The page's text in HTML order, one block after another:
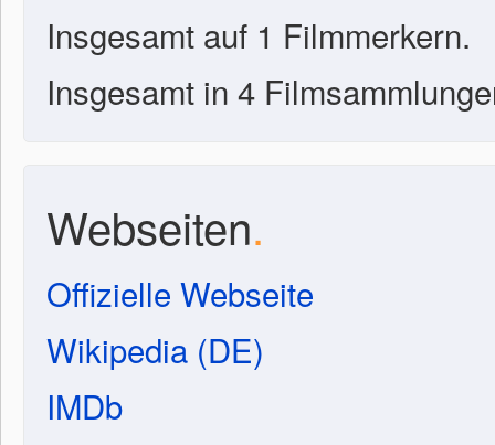
Insgesamt auf 1 Filmmerkern.
Insgesamt in 4
Webseiten.
Offizielle Webseite
Wikipedia (DE)
IMDb